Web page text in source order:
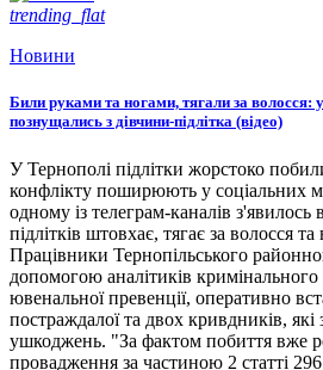
trending_flat
Новини
Били руками та ногами, тягали за волосся:
познущались з дівчини-підлітка (відео)
У Тернополі підлітки жорстоко
конфлікту поширюють у соціальних
одному із телеграм-каналів з'явилось
підлітків штовхає, тягає за волосся
Працівники Тернопільського
допомогою аналітиків кримінального
ювенальної превенції, оперативно
постраждалої та двох кривдників, які
ушкоджень. "За фактом побиття вже
провадження за частиною 2 статті